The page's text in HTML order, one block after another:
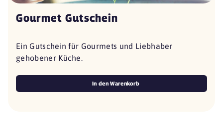
Gourmet Gutschein
Ein Gutschein für Gourmets und Liebhaber
gehobener Küche.
In den Warenkorb